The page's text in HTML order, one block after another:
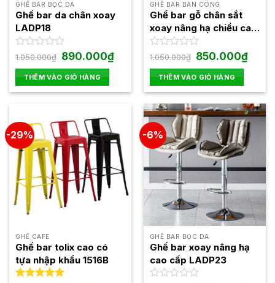
GHẾ BAR BỌC DA
Ghế bar da chân xoay
LADP18
Được
hạng
0
5
1.050.000₫ Giá
gốc
là:
1.050.000₫.
890.000₫Giá
hiện
890.000₫.
THÊM VÀO GIỎ HÀNG
GHẾ BAR BAN CÔNG
Ghế bar gỗ chân sắt
xoay nâng hạ chiều cao
LAGB7923
Được
hạng
0
5
sao
1.050.000₫ Giá
gốc
là:
1.050.000₫.
850.000₫Giá
hiện
THÊM VÀO GIỎ HÀNG
-29%
GHẾ CAFE
Ghế bar tolix cao có
tựa nhập khẩu 1516B
-6%
GHẾ BAR BỌC DA
Ghế bar xoay nâng hạ
cao cấp LADP23